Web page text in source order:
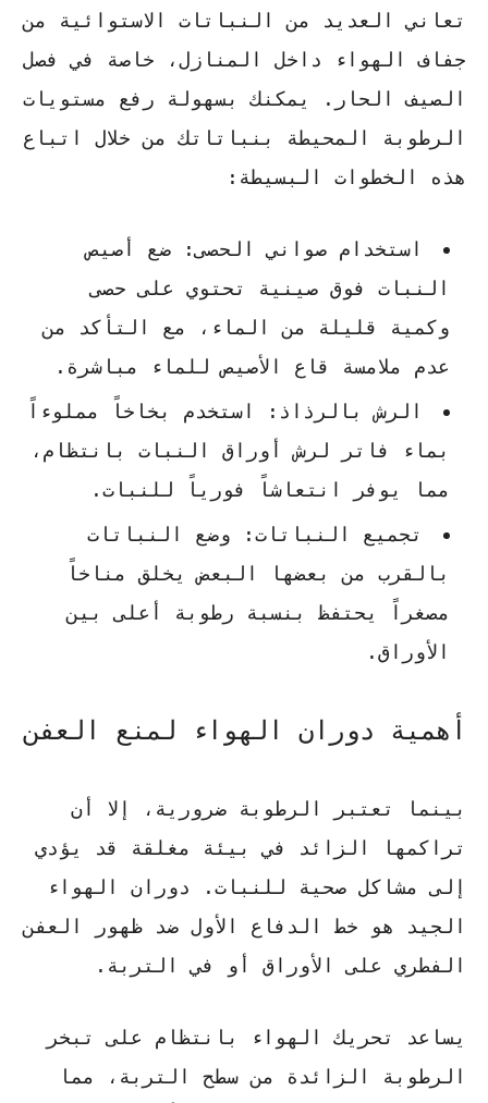
تعاني العديد من النباتات الاستوائية من
جفاف الهواء داخل المنازل، خاصة في فصل
الصيف الحار. يمكنك بسهولة رفع مستويات
الرطوبة المحيطة بنباتاتك من خلال اتباع
هذه الخطوات البسيطة:
استخدام صواني الحصى:
ضع أصيص
النبات فوق صينية تحتوي على حصى
وكمية قليلة من الماء، مع التأكد من
عدم ملامسة قاع الأصيص للماء مباشرة.
الرش بالرذاذ:
استخدم بخاخاً مملوءاً
بماء فاتر لرش أوراق النبات بانتظام،
مما يوفر انتعاشاً فورياً للنبات.
تجميع النباتات:
وضع النباتات
بالقرب من بعضها البعض يخلق مناخاً
مصغراً يحتفظ بنسبة رطوبة أعلى بين
الأوراق.
أهمية دوران الهواء لمنع العفن
بينما تعتبر الرطوبة ضرورية، إلا أن
تراكمها الزائد في بيئة مغلقة قد يؤدي
إلى مشاكل صحية للنبات. دوران الهواء
الجيد هو خط الدفاع الأول ضد ظهور العفن
الفطري على الأوراق أو في التربة.
يساعد تحريك الهواء بانتظام على تبخر
الرطوبة الزائدة من سطح التربة، مما